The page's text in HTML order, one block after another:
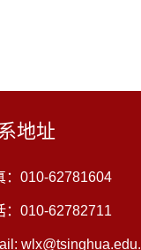
地址
：010-62781604
：010-62782711